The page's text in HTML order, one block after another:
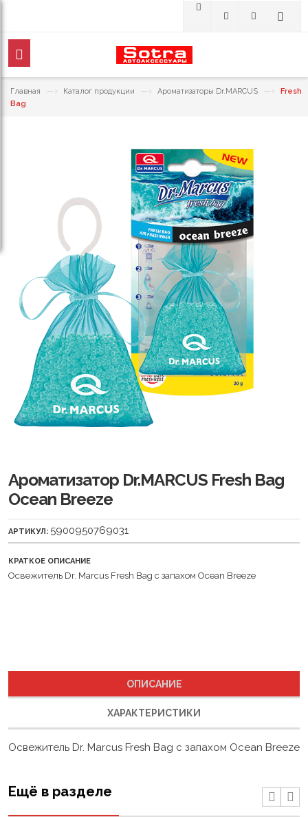
Главная —› Каталог продукции —› Ароматизаторы Dr.MARCUS —›
Fresh
Bag
Ароматизатор Dr.MARCUS Fresh Bag
Ocean Breeze
АРТИКУЛ: 5900950769031
КРАТКОЕ ОПИСАНИЕ
Освежитель Dr. Marcus Fresh Bag с запахом Ocean Breeze
ХАРАКТЕРИСТИКИ
Освежитель Dr. Marcus Fresh Bag с запахом Ocean Breeze